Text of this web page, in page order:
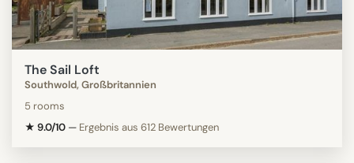
The Sail Loft
Southwold, Großbritannien
5 rooms
★ 9.0/10 — Ergebnis aus 612 Bewertungen